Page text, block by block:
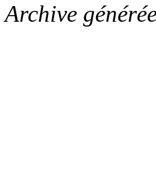
Archive